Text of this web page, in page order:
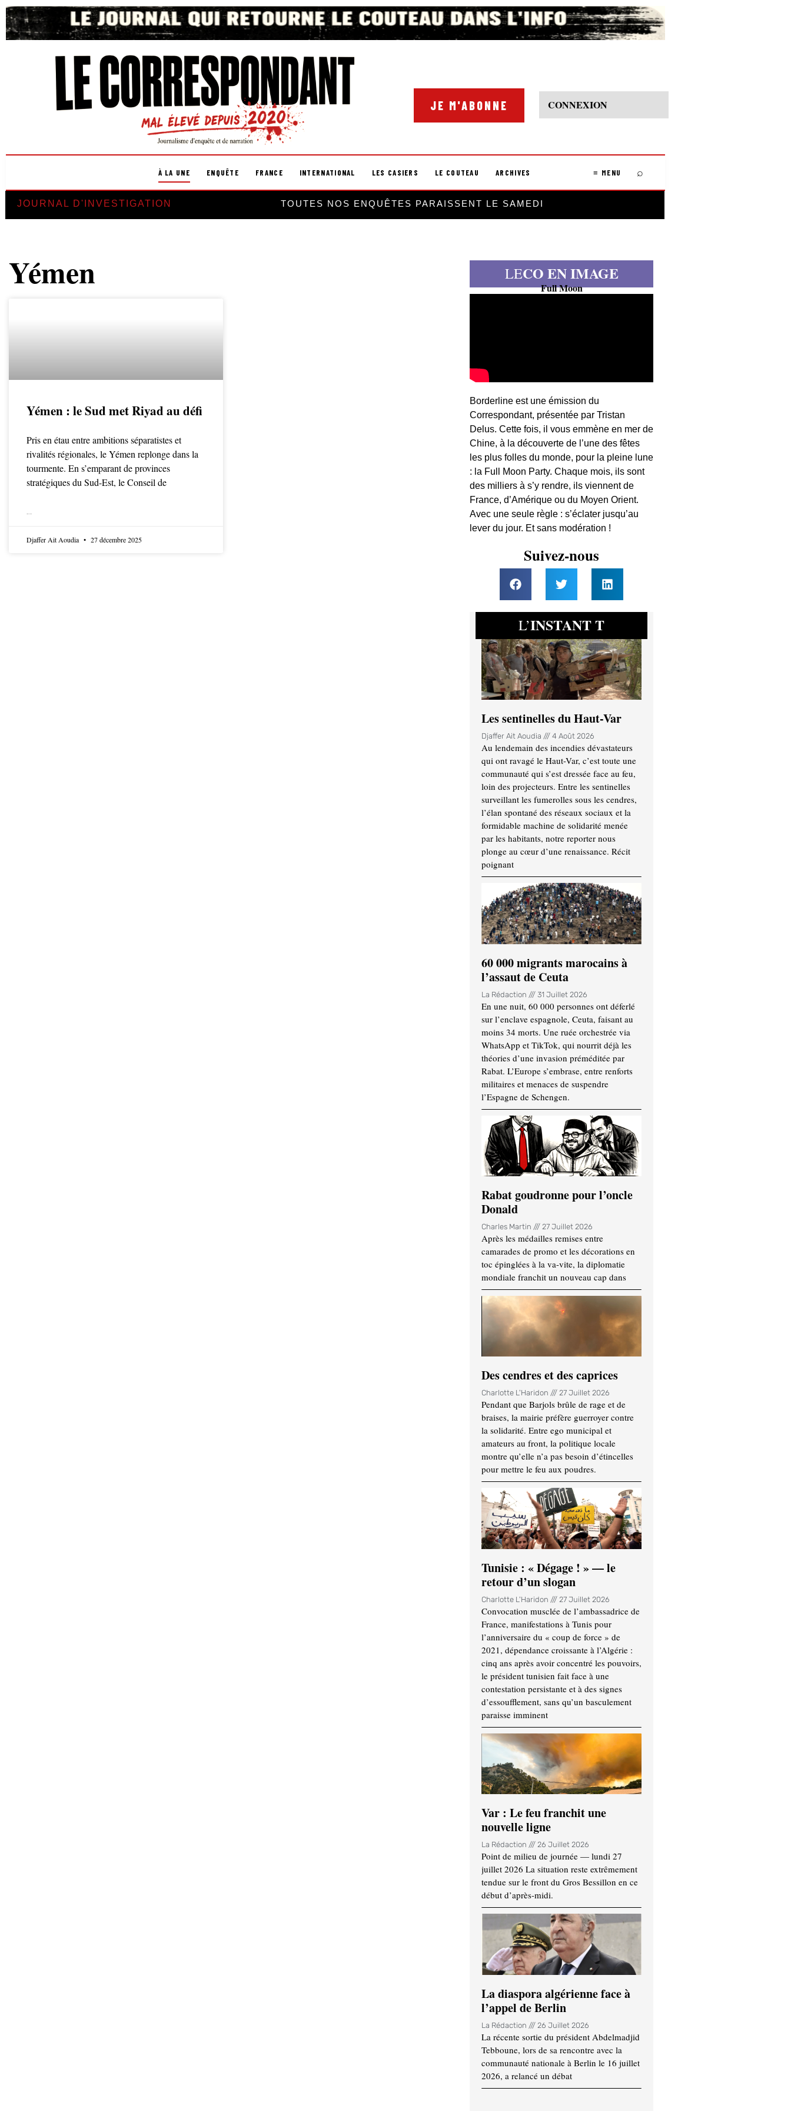
JE M'ABONNE CONNEXION
À LA UNE ENQUÊTE FRANCE INTERNATIONAL LES CASIERS LE COUTEAU ARCHIVES ≡ MENU ⌕
JOURNAL D'INVESTIGATION TOUTES NOS ENQUÊTES PARAISSENT LE SAMEDI
Yémen
Yémen : le Sud met Riyad au défi
Pris en étau entre ambitions séparatistes et
rivalités régionales, le Yémen replonge dans la
tourmente. En s’emparant de provinces
stratégiques du Sud-Est, le Conseil de
Djaffer Ait Aoudia 27 décembre 2025
LECO EN IMAGE
Full Moon
Borderline est une émission du
Correspondant, présentée par Tristan
Delus. Cette fois, il vous emmène en mer de
Chine, à la découverte de l’une des fêtes
les plus folles du monde, pour la pleine lune
: la Full Moon Party. Chaque mois, ils sont
des milliers à s’y rendre, ils viennent de
France, d’Amérique ou du Moyen Orient.
Avec une seule règle : s’éclater jusqu’au
lever du jour. Et sans modération !
Suivez-nous
L’INSTANT T
Les sentinelles du Haut-Var
Djaffer Ait Aoudia 4 Août 2026
Au lendemain des incendies dévastateurs
qui ont ravagé le Haut-Var, c’est toute une
communauté qui s’est dressée face au feu,
loin des projecteurs. Entre les sentinelles
surveillant les fumerolles sous les cendres,
l’élan spontané des réseaux sociaux et la
formidable machine de solidarité menée
par les habitants, notre reporter nous
plonge au cœur d’une renaissance. Récit
poignant
60 000 migrants marocains à
l’assaut de Ceuta
La Rédaction 31 Juillet 2026
En une nuit, 60 000 personnes ont déferlé
sur l’enclave espagnole, Ceuta, faisant au
moins 34 morts. Une ruée orchestrée via
WhatsApp et TikTok, qui nourrit déjà les
théories d’une invasion préméditée par
Rabat. L’Europe s’embrase, entre renforts
militaires et menaces de suspendre
l’Espagne de Schengen.
Rabat goudronne pour l’oncle
Donald
Charles Martin 27 Juillet 2026
Après les médailles remises entre
camarades de promo et les décorations en
toc épinglées à la va-vite, la diplomatie
mondiale franchit un nouveau cap dans
Des cendres et des caprices
Charlotte L'Haridon 27 Juillet 2026
Pendant que Barjols brûle de rage et de
braises, la mairie préfère guerroyer contre
la solidarité. Entre ego municipal et
amateurs au front, la politique locale
montre qu’elle n’a pas besoin d’étincelles
pour mettre le feu aux poudres.
Tunisie : « Dégage ! » — le
retour d’un slogan
Charlotte L'Haridon 27 Juillet 2026
Convocation musclée de l’ambassadrice de
France, manifestations à Tunis pour
l’anniversaire du « coup de force » de
2021, dépendance croissante à l’Algérie :
cinq ans après avoir concentré les pouvoirs,
le président tunisien fait face à une
contestation persistante et à des signes
d’essoufflement, sans qu’un basculement
paraisse imminent
Var : Le feu franchit une
nouvelle ligne
La Rédaction 26 Juillet 2026
Point de milieu de journée — lundi 27
juillet 2026 La situation reste extrêmement
tendue sur le front du Gros Bessillon en ce
début d’après-midi.
La diaspora algérienne face à
l’appel de Berlin
La Rédaction 26 Juillet 2026
La récente sortie du président Abdelmadjid
Tebboune, lors de sa rencontre avec la
communauté nationale à Berlin le 16 juillet
2026, a relancé un débat